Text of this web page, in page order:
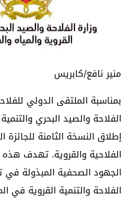
منير نافع/كابريس
بمناسبة الملتقى الدولي
الفلاحة والصيد البحري
إطلاق النسخة الثامنة للجائزة
الفلاحية والقروية. تهدف
الجهود الصحفية المبذولة
الفلاحة والتنمية القروية في